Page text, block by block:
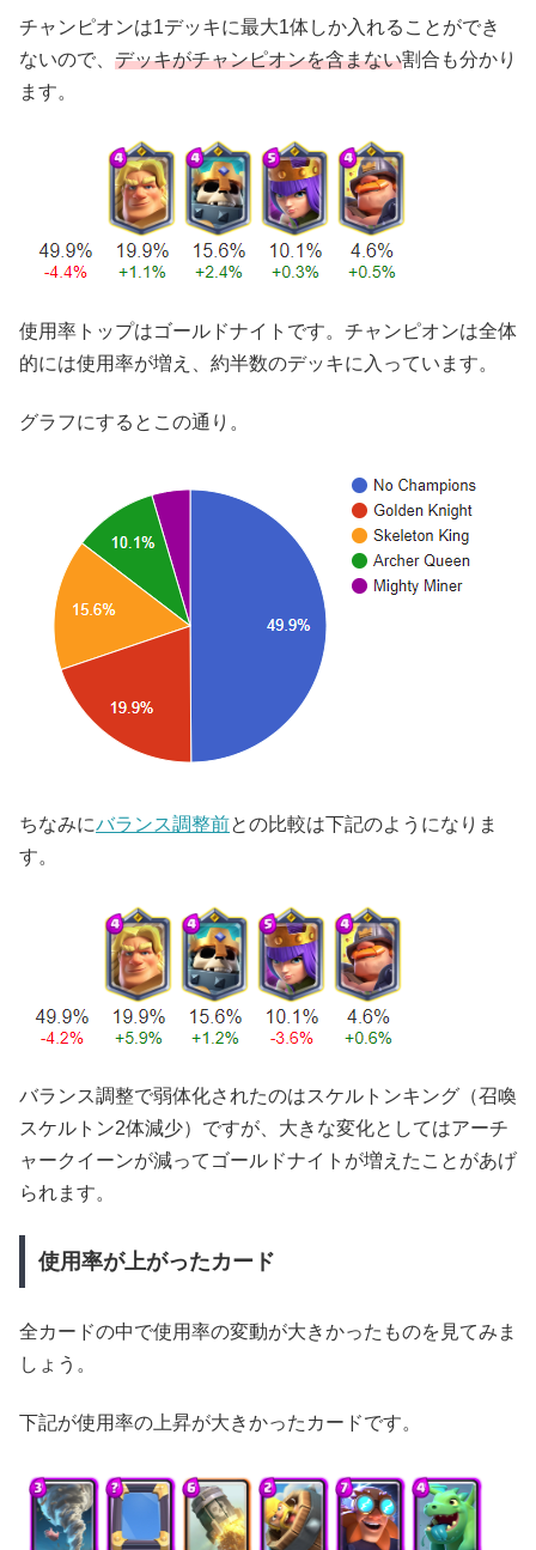
チャンピオンは1デッキに最大1体しか入れることができ
ないので、 デッキがチャンピオンを含まない割合も分かり
ます。
使用率トップはゴールドナイトです。チャンピオンは全体
的には使用率が増え、約半数のデッキに入っています。
グラフにするとこの通り。
ちなみにバランス調整前との比較は下記のようになりま
す。
バランス調整で弱体化されたのはスケルトンキング（召喚
スケルトン2体減少）ですが、大きな変化としてはアーチ
ャークイーンが減ってゴールドナイトが増えたことがあげ
られます。
使用率が上がったカード
全カードの中で使用率の変動が大きかったものを見てみま
しょう。
下記が使用率の上昇が大きかったカードです。